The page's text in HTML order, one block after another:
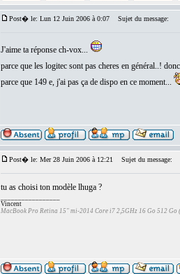
Post� le: Lun 12 Juin 2006 à 0:07 Sujet du message:
J'aime ta réponse ch-vox...
parce que les logitec sont pas cheres en général..!
parce que 149 e, j'ai pas ça de dispo en ce moment...
Post� le: Mer 28 Juin 2006 à 12:21 Sujet du message:
tu as choisi ton modèle lhuga ?
Vincent
MacBook Pro Retina 15" mi-2014 Core i7 2,5GHz 16 Go 512 Go